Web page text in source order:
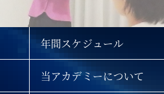
年間スケジュール
当アカデミーについて